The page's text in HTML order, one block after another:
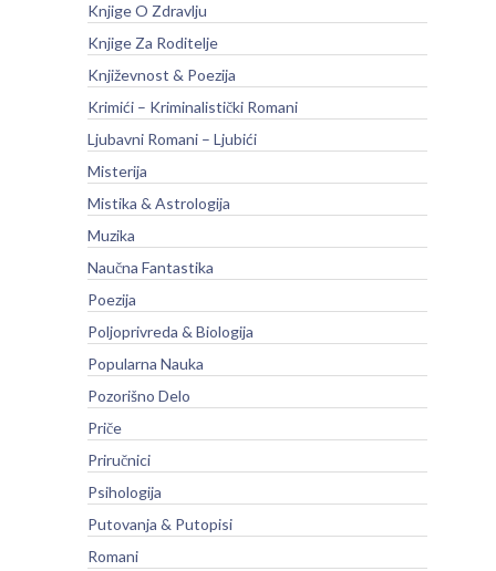
Knjige O Zdravlju
Knjige Za Roditelje
Književnost & Poezija
Krimići – Kriminalistički Romani
Ljubavni Romani – Ljubići
Misterija
Mistika & Astrologija
Muzika
Naučna Fantastika
Poezija
Poljoprivreda & Biologija
Popularna Nauka
Pozorišno Delo
Priče
Priručnici
Psihologija
Putovanja & Putopisi
Romani